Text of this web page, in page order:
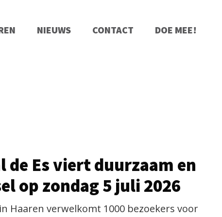
NIEUWS CONTACT DOE MEE!
de Es viert duurzaam en
op zondag 5 juli 2026
Haaren verwelkomt 1000 bezoekers voor